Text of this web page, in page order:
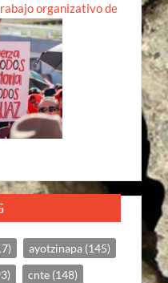
organizativo de
ayotzinapa (145)
cnte (148)